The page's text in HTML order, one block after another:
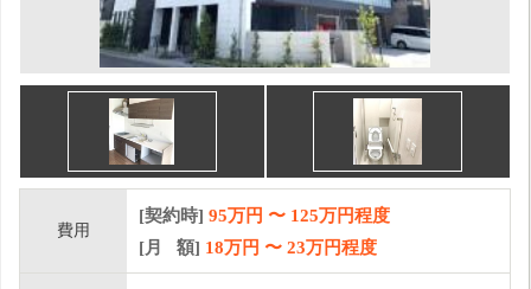
費用
[契約時] 95万円 〜 125万円程度
[月 額] 18万円 〜 23万円程度